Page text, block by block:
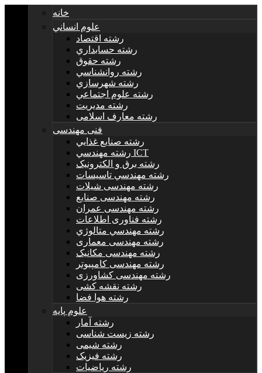
خانه
علوم انساني
رشته اقتصاد
رشته حسابداري
رشته حقوق
رشته روانشناسي
رشته شهرسازي
رشته علوم اجتماعي
رشته مديريت
رشته معارف اسلامی
فنی مهندسی
رشته صنايع غذايي
رشته مهندسي ICT
رشته برق و الکترونيک
رشته مهندسي تاسيسات
رشته مهندسی شیلات
رشته مهندسی صنایع
رشته مهندسی عمران
رشته فناوری اطلاعات
رشته مهندسي متالوژي
رشته مهندسی معماری
رشته مهندسی مکانیک
رشته مهندسی کامپیوتر
رشته مهندسی کشاورزی
رشته نقشه کشی
رشته هوا فضا
علوم پایه
رشته آمار
رشته زیست شناسی
رشته شیمی
رشته فیزیک
رشته ریاضیات